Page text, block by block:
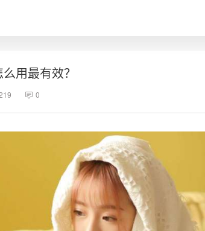
用最有效？
0